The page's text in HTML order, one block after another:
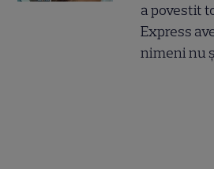
a povestit
Express
nimeni nu